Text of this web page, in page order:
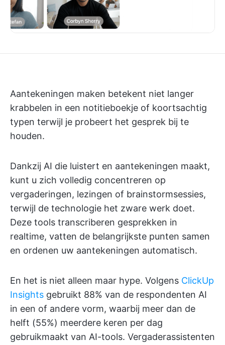
Aantekeningen maken betekent niet langer
krabbelen in een notitieboekje of koortsachtig
typen terwijl je probeert het gesprek bij te
houden.
Dankzij AI die luistert en aantekeningen maakt,
kunt u zich volledig concentreren op
vergaderingen, lezingen of brainstormsessies,
terwijl de technologie het zware werk doet.
Deze tools transcriberen gesprekken in
realtime, vatten de belangrijkste punten samen
en ordenen uw aantekeningen automatisch.
En het is niet alleen maar hype. Volgens ClickUp
Insights gebruikt 88% van de respondenten AI
in een of andere vorm, waarbij meer dan de
helft (55%) meerdere keren per dag
gebruikmaakt van AI-tools. Vergaderassistenten